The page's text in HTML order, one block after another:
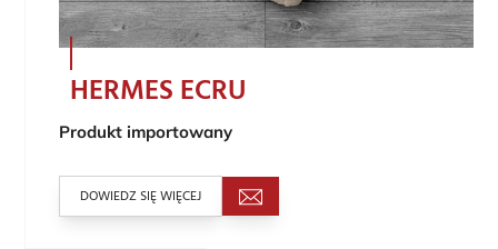
HERMES ECRU
Produkt importowany
DOWIEDZ SIĘ WIĘCEJ